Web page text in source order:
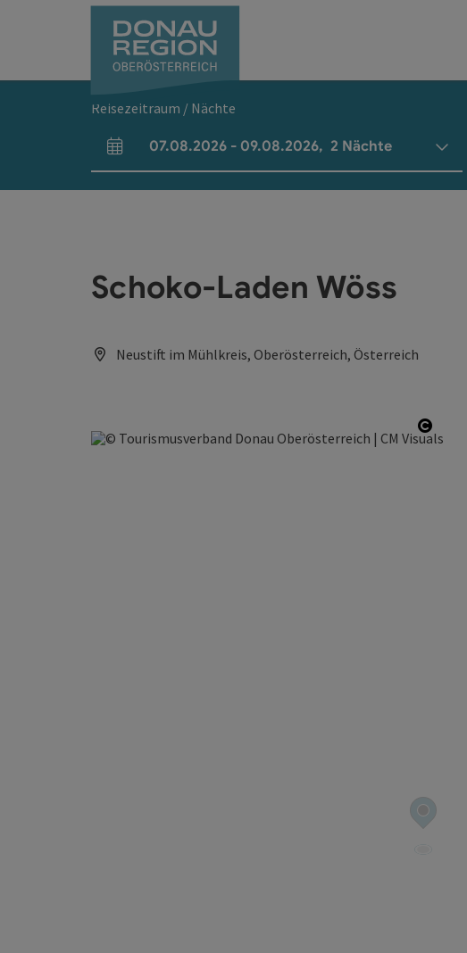
Reisezeitraum / Nächte
An- und Abreisefelder
07.08.2026 - 09.08.2026, 2 Nächte
Schoko-Laden Wöss
Neustift im Mühlkreis, Oberösterreich, Österreich